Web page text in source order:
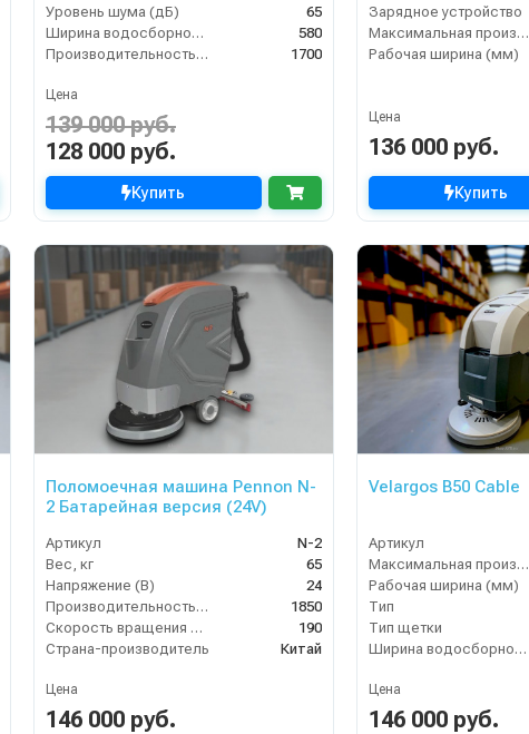
Уровень шума (дБ)
65
Ширина водосборной рейки
580
Производительность по площади (м2/ч)
1700
Цена
139 000 руб.
128 000 руб.
Купить
Зарядное устройство
Максимальная производительность (кв.м/час)
Рабочая ширина (мм)
Цена
136 000 руб.
Купить
Поломоечная машина Pennon N-
2 Батарейная версия (24V)
Артикул
N-2
Вес, кг
65
Напряжение (В)
24
Производительность по площади (м2/ч)
1850
Скорость вращения щётки (об/мин)
190
Страна-производитель
Китай
Цена
146 000 руб.
Velargos B50 Cable
Артикул
Максимальная производительность (кв.м/час)
Рабочая ширина (мм)
Тип
Тип щетки
Ширина водосборной рейки
Цена
146 000 руб.